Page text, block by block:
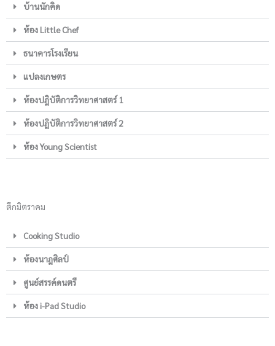
บ้านนักคิด
ห้อง Little Chef
ธนาคารโรงเรียน
แปลงเกษตร
ห้องปฎิบัติการวิทยาศาสตร์ 1
ห้องปฎิบัติการวิทยาศาสตร์ 2
ห้อง Young Scientist
ตึกมิตราคม
Cooking Studio
ห้องนาฎศิลป์
ศูนย์สรรค์ดนตรี
ห้อง i-Pad Studio